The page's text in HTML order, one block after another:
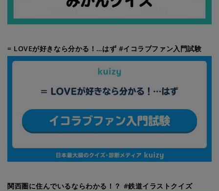
= LOVEが好きなら分かる！…はず #イコラブファン入門試験
関西圏に住んでいるならわかる！？ #鉄道イラストクイズ